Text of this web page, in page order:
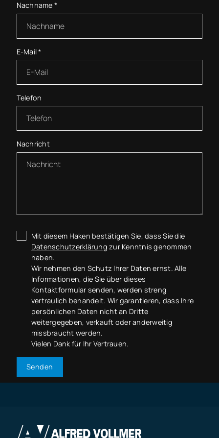
Nachname *
E-Mail*
Telefon
Nachricht
Mit diesem Haken bestätigen Sie, dass Sie die
Datenschutzerklärung zur Kenntnis genommen
haben.
Wir nehmen den Schutz Ihrer Daten ernst. Alle
Informationen, die Sie über dieses
Kontaktformular senden, werden streng
vertraulich behandelt. Wir garantieren, dass Ihre
persönlichen Daten nicht an Dritte
weitergegeben, verkauft oder anderweitig
missbraucht werden.
Vielen Dank für Ihr Vertrauen.
Senden